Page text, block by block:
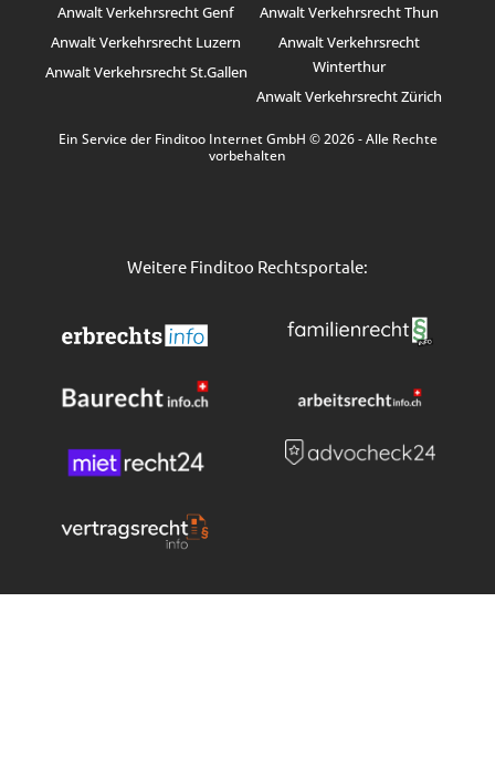
Anwalt Verkehrsrecht Genf
Anwalt Verkehrsrecht Luzern
Anwalt Verkehrsrecht St.Gallen
Anwalt Verkehrsrecht Thun
Anwalt Verkehrsrecht
Winterthur
Anwalt Verkehrsrecht Zürich
Ein Service der Finditoo Internet GmbH © 2026 - Alle Rechte
vorbehalten
Weitere Finditoo Rechtsportale: